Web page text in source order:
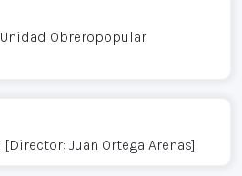
Obreropopular
[Director: Juan Ortega Arenas]